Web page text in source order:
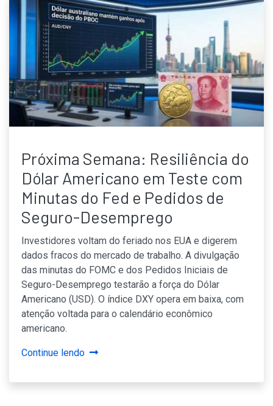
Próxima Semana: Resiliência do
Dólar Americano em Teste com
Minutas do Fed e Pedidos de
Seguro-Desemprego
Investidores voltam do feriado nos EUA e digerem
dados fracos do mercado de trabalho. A divulgação
das minutas do FOMC e dos Pedidos Iniciais de
Seguro-Desemprego testarão a força do Dólar
Americano (USD). O índice DXY opera em baixa, com
atenção voltada para o calendário econômico
americano.
Continue lendo